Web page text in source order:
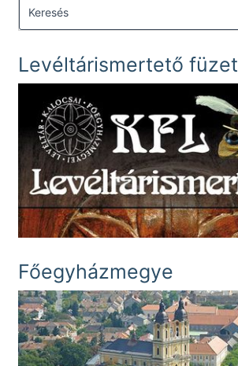
Levéltárismertető füzet
Főegyházmegye